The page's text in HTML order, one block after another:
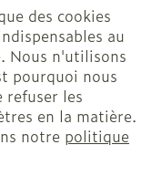
des cookies
au
Nous n'utilisons
pourquoi nous
refuser les
en la matière.
notre politique